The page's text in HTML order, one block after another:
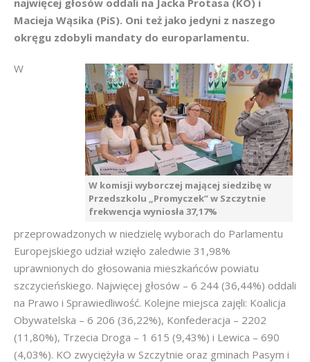
najwięcej głosów oddali na Jacka Protasa (KO) i
Macieja Wąsika (PiS). Oni też jako jedyni z naszego
okręgu zdobyli mandaty do europarlamentu.
W komisji wyborczej mającej siedzibę w
Przedszkolu „Promyczek” w Szczytnie
frekwencja wyniosła 37,17%
W
przeprowadzonych w niedzielę wyborach do Parlamentu
Europejskiego udział wzięło zaledwie 31,98%
uprawnionych do głosowania mieszkańców powiatu
szczycieńskiego. Najwięcej głosów – 6 244 (36,44%) oddali
na Prawo i Sprawiedliwość. Kolejne miejsca zajęli: Koalicja
Obywatelska – 6 206 (36,22%), Konfederacja – 2202
(11,80%), Trzecia Droga – 1 615 (9,43%) i Lewica – 690
(4,03%). KO zwyciężyła w Szczytnie oraz gminach Pasym i